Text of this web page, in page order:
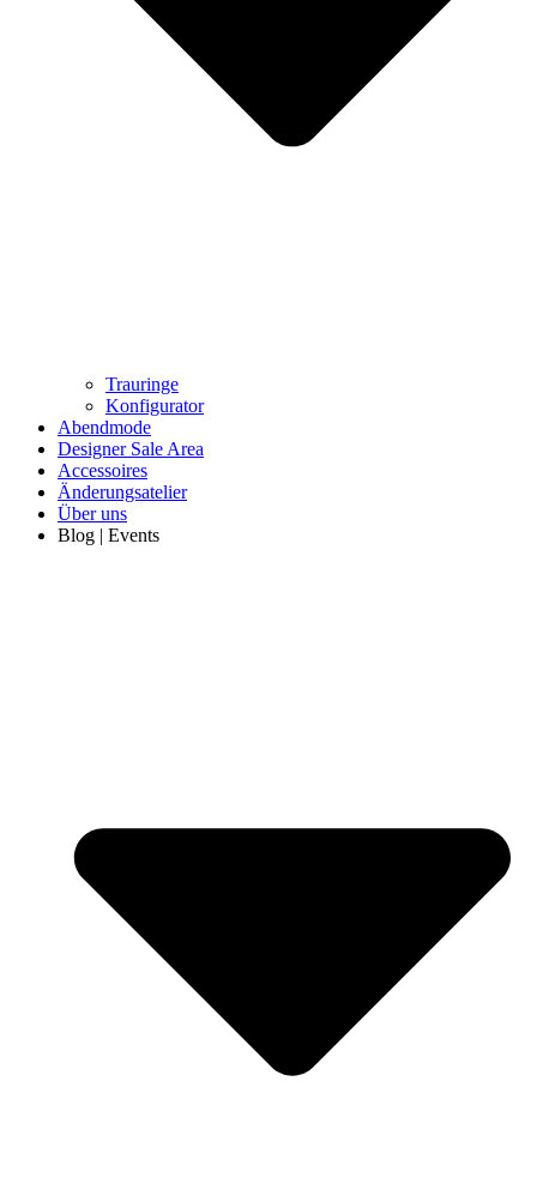
Trauringe
Konfigurator
Abendmode
Designer Sale Area
Accessoires
Änderungsatelier
Über uns
Blog | Events